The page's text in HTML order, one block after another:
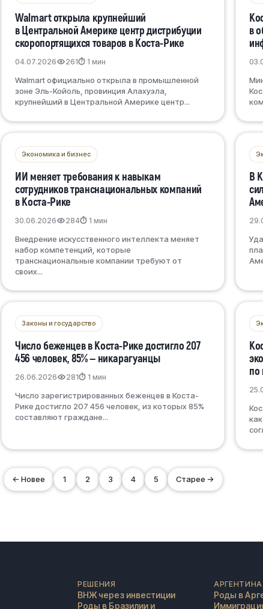
Walmart открыла крупнейший
в Центральной Америке центр дистрибуции
скоропортящихся товаров в Коста-Рике
04.07.2026 261⏱ 1 мин
Walmart официально открыла в промышленной
зоне Эль-Койоль, провинция Алахуэла,
крупнейший в Центральной Америке центр...
в
Экономика и бизнес
ИИ меняет требования к навыкам
сотрудников транснациональных компаний
в Коста-Рике
30.06.2026 284⏱ 1 мин
Внедрение искусственного интеллекта меняет
набор компетенций, которые
транснациональные компании требуют от
своих...
В
Законы и государство
Число беженцев в Коста-Рике достигло 207
456 человек, 85% — никарагуанцы
26.06.2026 281⏱ 1 мин
Число зарегистрированных беженцев в Коста-
Рике достигло 207 456 человек, из которых 85%
составляют граждане...
по
← Новее 1 2 3 4 5 Старее →
РЕШЕНИЯ
ВНЖ через инвестиции
Роды в Бразилии и
АРГЕНТИНА
Роды в